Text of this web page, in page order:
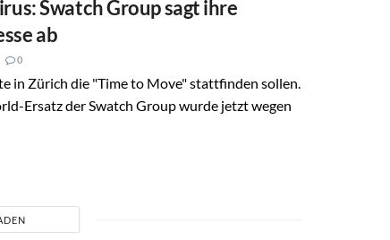
Swatch Group sagt ihre
ab
0
in Zürich die "Time to Move" stattfinden sollen.
Ersatz der Swatch Group wurde jetzt wegen